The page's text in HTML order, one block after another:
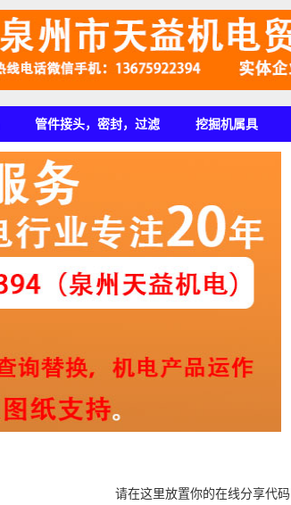
管件接头，密封，过滤 挖掘机属具
请在这里放置你的在线分享代码